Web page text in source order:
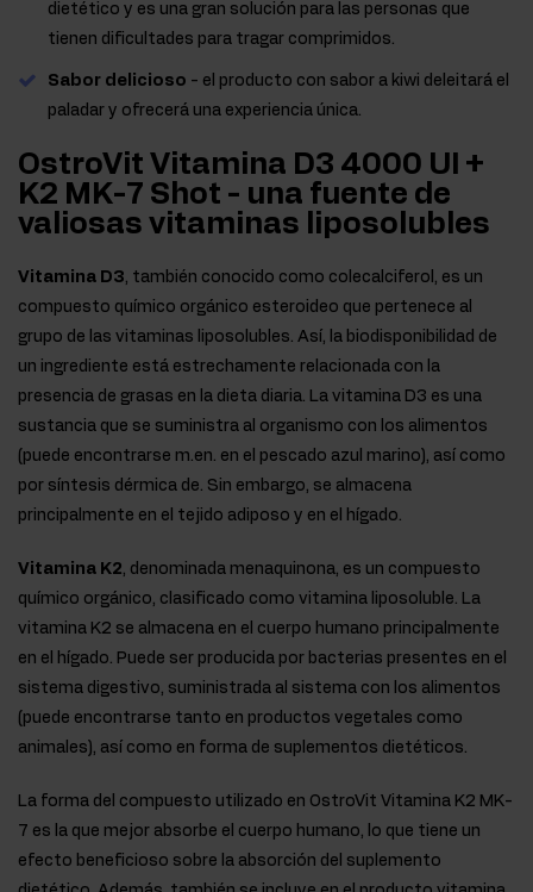
dietético y es una gran solución para las personas que
tienen dificultades para tragar comprimidos.
Sabor delicioso - el producto con sabor a kiwi deleitará el
paladar y ofrecerá una experiencia única.
OstroVit Vitamina D3 4000 UI +
K2 MK-7 Shot - una fuente de
valiosas vitaminas liposolubles
Vitamina D3, también conocido como colecalciferol, es un
compuesto químico orgánico esteroideo que pertenece al
grupo de las vitaminas liposolubles. Así, la biodisponibilidad de
un ingrediente está estrechamente relacionada con la
presencia de grasas en la dieta diaria. La vitamina D3 es una
sustancia que se suministra al organismo con los alimentos
(puede encontrarse m.en. en el pescado azul marino), así como
por síntesis dérmica de. Sin embargo, se almacena
principalmente en el tejido adiposo y en el hígado.
Vitamina K2, denominada menaquinona, es un compuesto
químico orgánico, clasificado como vitamina liposoluble. La
vitamina K2 se almacena en el cuerpo humano principalmente
en el hígado. Puede ser producida por bacterias presentes en el
sistema digestivo, suministrada al sistema con los alimentos
(puede encontrarse tanto en productos vegetales como
animales), así como en forma de suplementos dietéticos.
La forma del compuesto utilizado en OstroVit Vitamina K2 MK-
7 es la que mejor absorbe el cuerpo humano, lo que tiene un
efecto beneficioso sobre la absorción del suplemento